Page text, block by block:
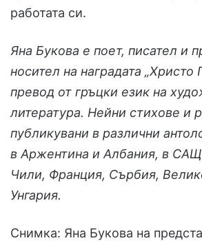
работата си.
Яна Букова е поет, писател и
носител на наградата „Христо
превод от гръцки език на
литература. Нейни стихове и
публикувани в различни
в Аржентина и Албания, в
Чили, Франция, Сърбия,
Унгария.
Снимка: Яна Букова на